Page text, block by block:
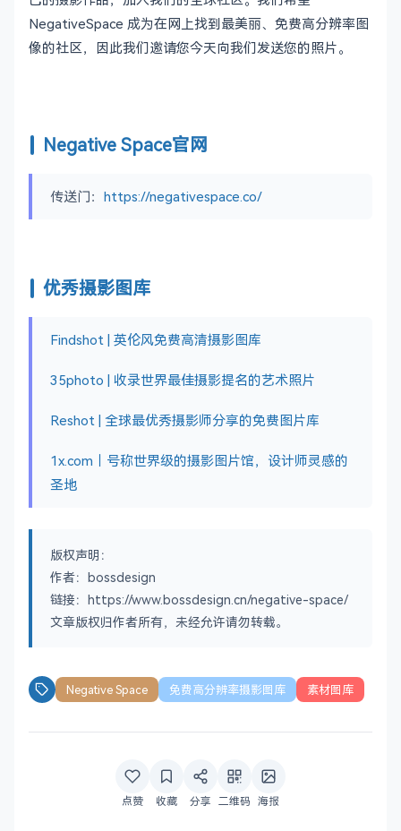
NegativeSpace 成为在网上找到最美丽、免费高分辨率图
像的社区，因此我们邀请您今天向我们发送您的照片。
Negative Space官网
传送门： https://negativespace.co/
优秀摄影图库
Findshot | 英伦风免费高清摄影图库
35photo | 收录世界最佳摄影提名的艺术照片
Reshot | 全球最优秀摄影师分享的免费图片库
1x.com｜号称世界级的摄影图片馆，设计师灵感的
圣地
版权声明：
作者：bossdesign
链接：https://www.bossdesign.cn/negative-space/
文章版权归作者所有，未经允许请勿转载。
Negative Space 免费高分辨率摄影图库 素材图库
点赞 收藏 分享 二维码 海报